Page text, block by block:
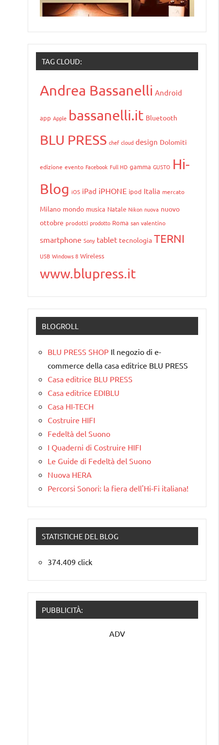
TAG CLOUD:
Andrea Bassanelli Android
app Apple bassanelli.it Bluetooth
BLU PRESS chef cloud design Dolomiti
edizione evento Facebook Full HD gamma GUSTO Hi-
Blog iOS iPad iPHONE ipod Italia mercato
Milano mondo musica Natale Nikon nuova nuovo
ottobre prodotti prodotto Roma san valentino
smartphone Sony tablet tecnologia TERNI
USB Windows 8 Wireless
www.blupress.it
BLOGROLL
BLU PRESS SHOP Il negozio di e-
commerce della casa editrice BLU PRESS
Casa editrice BLU PRESS
Casa editrice EDIBLU
Casa HI-TECH
Costruire HIFI
Fedeltà del Suono
I Quaderni di Costruire HIFI
Le Guide di Fedeltà del Suono
Nuova HERA
Percorsi Sonori: la fiera dell'Hi-Fi italiana!
STATISTICHE DEL BLOG
374.409 click
PUBBLICITÀ:
ADV